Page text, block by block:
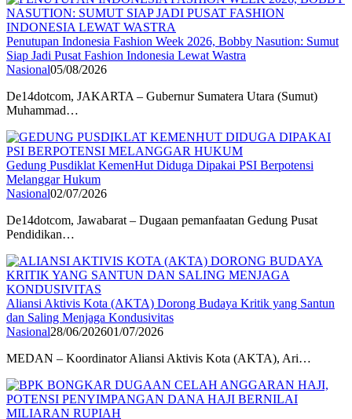
Penutupan Indonesia Fashion Week 2026, Bobby Nasution: Sumut
Siap Jadi Pusat Fashion Indonesia Lewat Wastra
Nasional05/08/2026
De14dotcom, JAKARTA – Gubernur Sumatera Utara (Sumut)
Muhammad…
Gedung Pusdiklat KemenHut Diduga Dipakai PSI Berpotensi
Melanggar Hukum
Nasional02/07/2026
De14dotcom, Jawabarat – Dugaan pemanfaatan Gedung Pusat
Pendidikan…
Aliansi Aktivis Kota (AKTA) Dorong Budaya Kritik yang Santun
dan Saling Menjaga Kondusivitas
Nasional28/06/202601/07/2026
MEDAN – Koordinator Aliansi Aktivis Kota (AKTA), Ari…